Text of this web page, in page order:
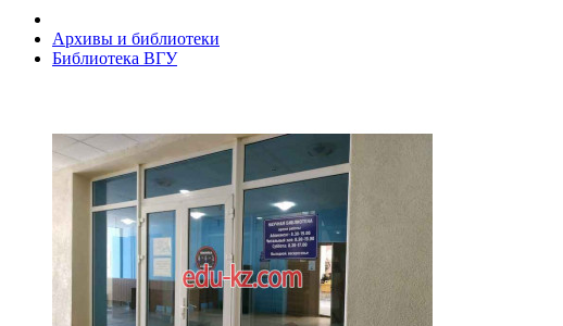
Архивы и библиотеки
Библиотека ВГУ